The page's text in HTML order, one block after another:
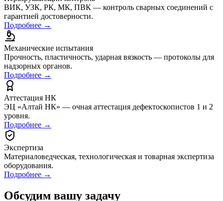
ВИК, УЗК, РК, МК, ПВК — контроль сварных соединений с
гарантией достоверности.
Подробнее →
Механические испытания
Прочность, пластичность, ударная вязкость — протоколы для
надзорных органов.
Подробнее →
Аттестация НК
ЭЦ «Алтай НК» — очная аттестация дефектоскопистов 1 и 2
уровня.
Подробнее →
Экспертиза
Материаловедческая, технологическая и товарная экспертиза
оборудования.
Подробнее →
Обсудим вашу задачу